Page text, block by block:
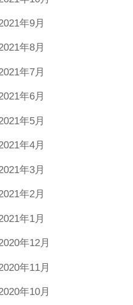
年9月
年8月
年7月
年6月
年5月
年4月
年3月
年2月
年1月
年12月
年11月
年10月